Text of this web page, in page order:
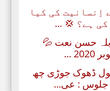
اِنسانیت کی کیا
ہے؟ 💢 ...
حسن نعت 💦
ڈھوک جوڑی چھ
جلوس : عی...